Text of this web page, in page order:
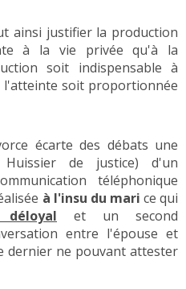
ainsi justifier la production
à la vie privée qu'à la
soit indispensable à
l'atteinte soit proportionnée
écarte des débats une
de justice) d'un
téléphonique
à l'insu du mari ce qui
déloyal et un second
entre l'épouse et
dernier ne pouvant attester